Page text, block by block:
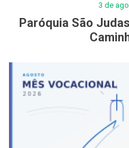
3 de
Paróquia São